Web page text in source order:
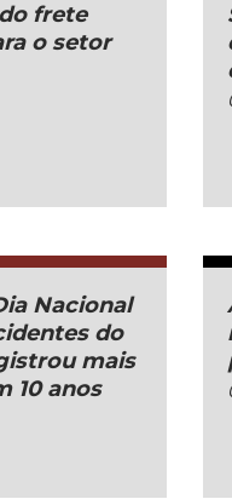
frete
o setor
Nacional
do
mais
10 anos